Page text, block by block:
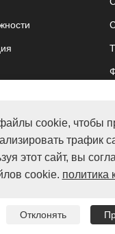
Lyshire Group
cookie, чтобы
трафик
этот сайт, вы
cookie. политика
Отклонять